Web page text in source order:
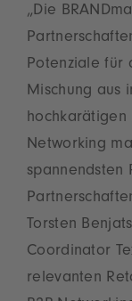
„Die
Potenziale für
Mischung aus
hochkarätigen
Networking
spannendsten
Torsten
Coordinator
relevanten